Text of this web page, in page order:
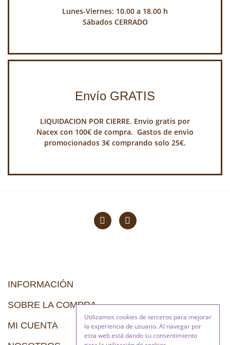
Utilizamos cookies de terceros para mejorar
la experiencia de usuario. Al navegar por
esta web está dando su consentimiento
Lunes-Viernes: 10.00 a 18.00 h
Sábados CERRADO
Envío GRATIS
LIQUIDACION POR CIERRE. Envio gratis por
Nacex con 100€ de compra. Gastos de envio
promocionados 3€ comprando solo 25€.
INFORMACIÓN
SOBRE LA COMPRA
MI CUENTA